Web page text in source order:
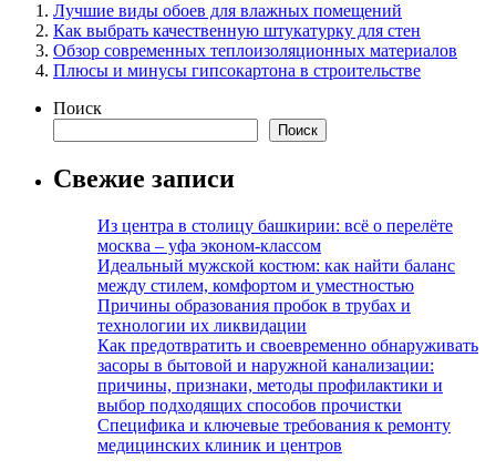
Лучшие виды обоев для влажных помещений
Как выбрать качественную штукатурку для стен
Обзор современных теплоизоляционных материалов
Плюсы и минусы гипсокартона в строительстве
Поиск
Поиск
Свежие записи
Из центра в столицу башкирии: всё о перелёте
москва – уфа эконом-классом
Идеальный мужской костюм: как найти баланс
между стилем, комфортом и уместностью
Причины образования пробок в трубах и
технологии их ликвидации
Как предотвратить и своевременно обнаруживать
засоры в бытовой и наружной канализации:
причины, признаки, методы профилактики и
выбор подходящих способов прочистки
Специфика и ключевые требования к ремонту
медицинских клиник и центров